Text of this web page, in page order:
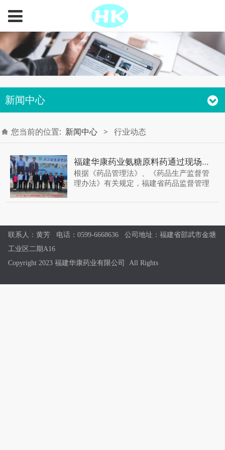
新闻中心
您当前的位置: 新闻中心 > 行业动态
福建华康药业氨糖原料药通过现场注册核查和GMP检查 正式转型为药企
根据《药品管理法》、《药品生产监督管
理办法》有关规定，福建省药品监督管理
公司(以下简称“华康药业”)申报的盐酸氨基
现已完成全部检查工作，现场检查报告结
联系人：黄芳 电话：0599-6668636 公司地址：福建省邵武市金塘
工业区二期A16
Copyright 2023 福建华康药业有限公司 All Rights